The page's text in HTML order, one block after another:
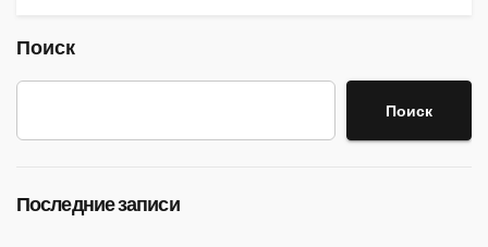
A
p
a
m
kl
a
в
и
Поиск
Поиск
Последние записи